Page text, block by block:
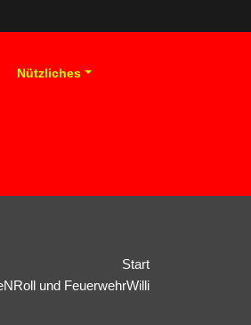
Nützliches
Start
und FeuerwehrWilli